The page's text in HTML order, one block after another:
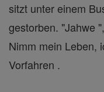
sitzt unter einem
gestorben. "Jahwe
Nimm mein Leben,
Vorfahren .